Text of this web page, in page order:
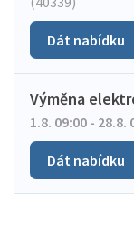
Dát nabídku
Výměna
1.8. 09:00 - 28.8.
Dát nabídku